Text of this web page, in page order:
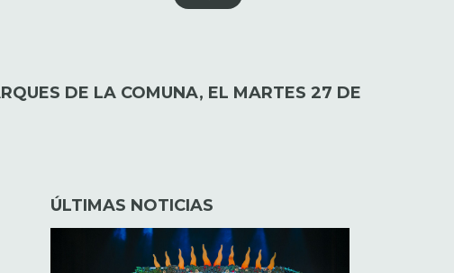
DE LA COMUNA, EL MARTES 27 DE
ÚLTIMAS NOTICIAS